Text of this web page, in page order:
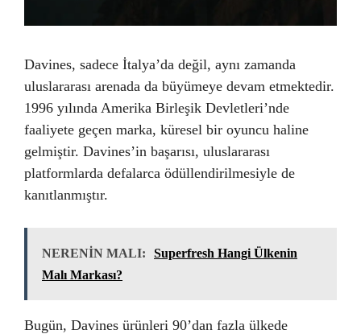
Davines, sadece İtalya’da değil, aynı zamanda
uluslararası arenada da büyümeye devam etmektedir.
1996 yılında Amerika Birleşik Devletleri’nde
faaliyete geçen marka, küresel bir oyuncu haline
gelmiştir. Davines’in başarısı, uluslararası
platformlarda defalarca ödüllendirilmesiyle de
kanıtlanmıştır.
NERENİN MALI:
Superfresh Hangi Ülkenin
Malı Markası?
Bugün, Davines ürünleri 90’dan fazla ülkede